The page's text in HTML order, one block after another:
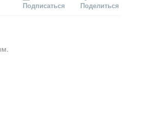
Подписаться Поделиться